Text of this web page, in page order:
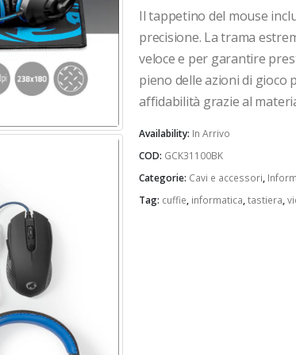
Il tappetino del mouse
precisione. La trama
veloce e per garantire
pieno delle azioni di gioco
affidabilità grazie al
Availability: In Arrivo
COD: GCK31100BK
Categorie: Cavi e accessori,
Tag: cuffie, informatica,tastiera,